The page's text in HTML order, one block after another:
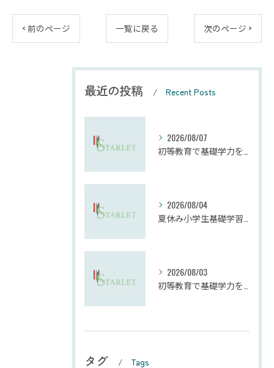
< 前のページ 一覧に戻る 次のページ >
最近の投稿 Recent Posts
2026/08/07
2026/08/04
2026/08/03
タグ Tags